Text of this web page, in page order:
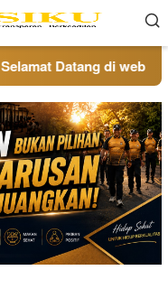
Selamat Datang di